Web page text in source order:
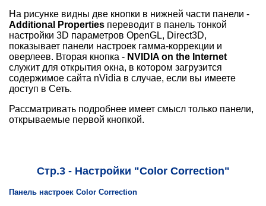
На рисунке видны две кнопки в нижней части панели -
Additional Properties переводит в панель тонкой
настройки 3D параметров OpenGL, Direct3D,
показывает панели настроек гамма-коррекции и
оверлеев. Вторая кнопка - NVIDIA on the Internet
служит для открытия окна, в котором загрузится
содержимое сайта nVidia в случае, если вы имеете
доступ в Сеть.
Рассматривать подробнее имеет смысл только панели,
открываемые первой кнопкой.
Стр.3 - Настройки "Color Correction"
Панель настроек Color Correction